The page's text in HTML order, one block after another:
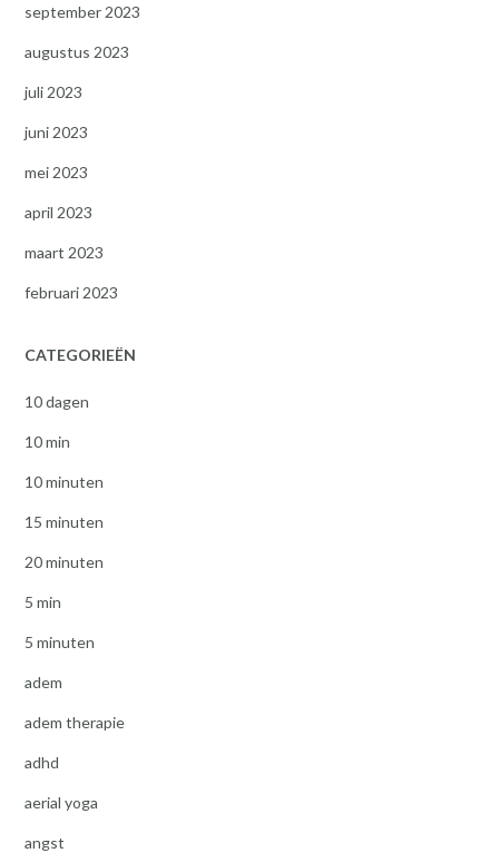
september 2023
augustus 2023
juli 2023
juni 2023
mei 2023
april 2023
maart 2023
februari 2023
CATEGORIEËN
10 dagen
10 min
10 minuten
15 minuten
20 minuten
5 min
5 minuten
adem
adem therapie
adhd
aerial yoga
angst